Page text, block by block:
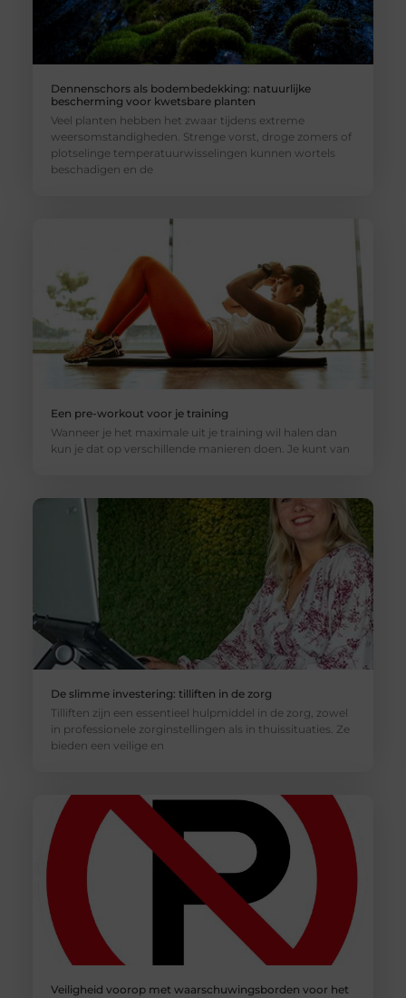
Dennenschors als bodembedekking: natuurlijke
bescherming voor kwetsbare planten
Veel planten hebben het zwaar tijdens extreme
weersomstandigheden. Strenge vorst, droge zomers of
plotselinge temperatuurwisselingen kunnen wortels
beschadigen en de
Een pre-workout voor je training
Wanneer je het maximale uit je training wil halen dan
kun je dat op verschillende manieren doen. Je kunt van
De slimme investering: tilliften in de zorg
Tilliften zijn een essentieel hulpmiddel in de zorg, zowel
in professionele zorginstellingen als in thuissituaties. Ze
bieden een veilige en
Veiligheid voorop met waarschuwingsborden voor het